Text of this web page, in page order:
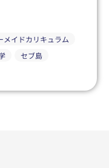
メイドカリキュラム
セブ島